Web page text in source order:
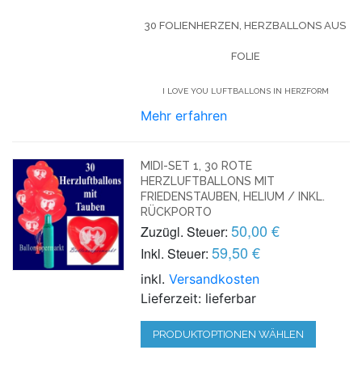
30 FOLIENHERZEN, HERZBALLONS AUS
FOLIE
I LOVE YOU LUFTBALLONS IN HERZFORM
Mehr erfahren
MIDI-SET 1, 30 ROTE
HERZLUFTBALLONS MIT
FRIEDENSTAUBEN, HELIUM / INKL.
RÜCKPORTO
Zuzügl. Steuer: 50,00 €
Inkl. Steuer: 59,50 €
inkl.Versandkosten
Lieferzeit: lieferbar
PRODUKTOPTIONEN WÄHLEN